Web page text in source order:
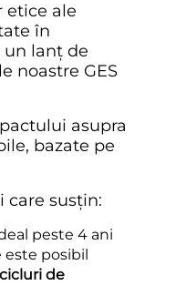
etice ale
în
un lanț de
noastre GES
asupra
bazate pe
care susțin:
peste 4 ani
este posibil
de